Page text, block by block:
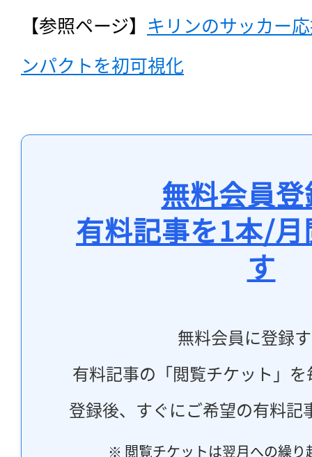
【参照ページ】 キリンのサッカー
ンパクトを初可視化
無料会員
有料記事を1本/
す
無料会員に登録
有料記事の「閲覧チケット」
登録後、すぐにご希望の有料記
※ 閲覧チケットは翌月への繰り